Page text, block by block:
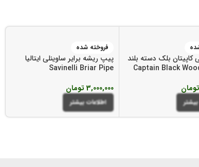
بلک دسته بلند
Captain Black
تومان
فروخته شده
پیپ ریشه برایر ساوینلی ایتالیا
Savinelli Briar Pipe
3,000,000 تومان
اطلاعات بیشتر